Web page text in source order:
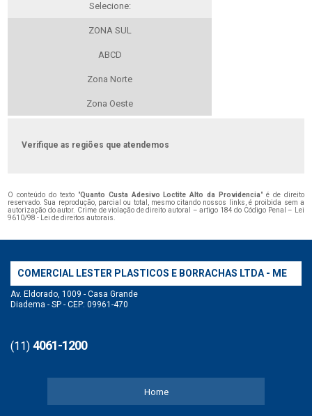
Selecione:
ZONA SUL
ABCD
Zona Norte
Zona Oeste
Verifique as regiões que atendemos
O conteúdo do texto "Quanto Custa Adesivo Loctite Alto da Providencia" é de direito
reservado. Sua reprodução, parcial ou total, mesmo citando nossos links, é proibida sem a
autorização do autor. Crime de violação de direito autoral – artigo 184 do Código Penal – Lei
9610/98 - Lei de direitos autorais.
COMERCIAL LESTER PLASTICOS E BORRACHAS LTDA - ME
Av. Eldorado, 1009 - Casa Grande
Diadema - SP - CEP: 09961-470
(11) 4061-1200
Home